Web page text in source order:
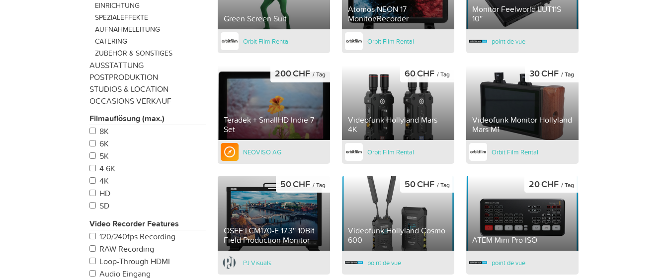
EINRICHTUNG
SPEZIALEFFEKTE
AUFNAHMELEITUNG
CATERING
ZUBEHÖR & SONSTIGES
AUSSTATTUNG
POSTPRODUKTION
STUDIOS & LOCATION
OCCASIONS-VERKAUF
Filmauflösung (max.)
8K
6K
5K
4.6K
4K
HD
SD
Video Recorder Features
120/240fps Recording
RAW Recording
Loop-Through HDMI
Audio Eingang
Green Screen Suit
Orbit Film Rental
Atomos NEON 17
Monitor/Recorder
Orbit Film Rental
Monitor Feelworld LUT11S
10''
point de vue
Teradek + SmallHD Indie 7
Set
200 CHF / Tag
NEOVISO AG
Videofunk Hollyland Mars
4K
60 CHF / Tag
Orbit Film Rental
Videofunk Monitor Hollyland
Mars M1
30 CHF / Tag
Orbit Film Rental
OSEE LCM170-E 17.3'' 10Bit
Field Production Monitor
50 CHF / Tag
PJ Visuals
Videofunk Hollyland Cosmo
600
50 CHF / Tag
point de vue
ATEM Mini Pro ISO
20 CHF / Tag
point de vue